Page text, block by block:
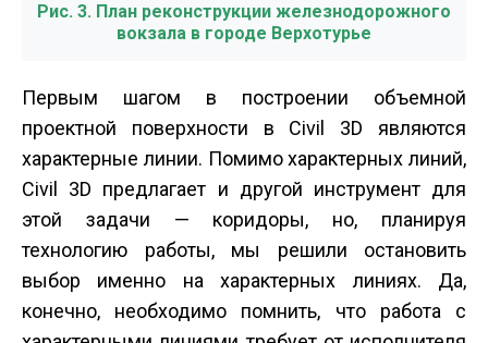
Рис. 3. План реконструкции железнодорожного
вокзала в городе Верхотурье
Первым шагом в построении объемной
проектной поверхности в Civil 3D являются
характерные линии. Помимо характерных линий,
Civil 3D предлагает и другой инструмент для
этой задачи — коридоры, но, планируя
технологию работы, мы решили остановить
выбор именно на характерных линиях. Да,
конечно, необходимо помнить, что работа с